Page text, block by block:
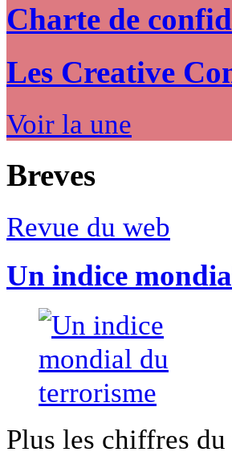
Charte de
Les Creative
Voir la une
Breves
Revue du web
Un indice
Plus les chiffres